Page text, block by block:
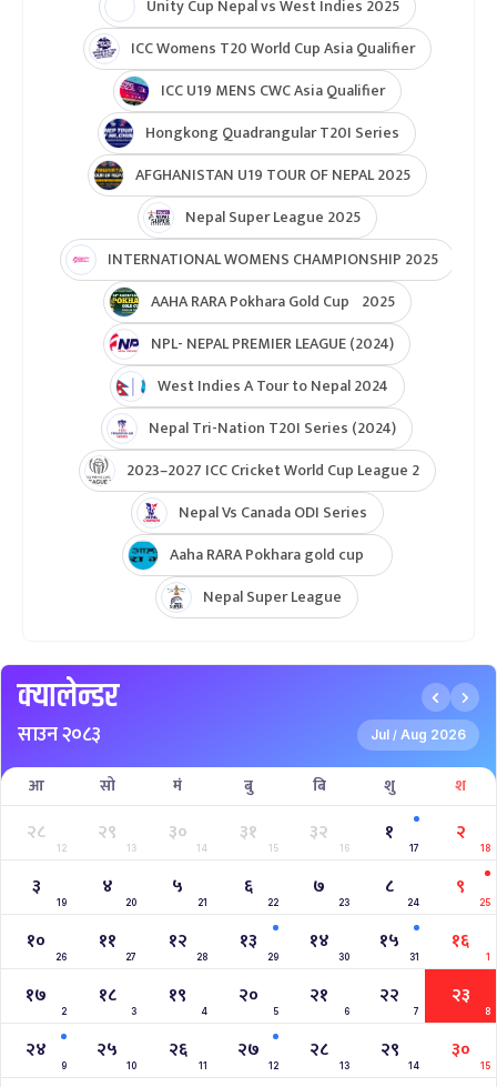
Unity Cup Nepal vs West Indies 2025
ICC Womens T20 World Cup Asia Qualifier
ICC U19 MENS CWC Asia Qualifier
Hongkong Quadrangular T20I Series
AFGHANISTAN U19 TOUR OF NEPAL 2025
Nepal Super League 2025
INTERNATIONAL WOMENS CHAMPIONSHIP 2025
AAHA RARA Pokhara Gold Cup 2025
NPL- NEPAL PREMIER LEAGUE (2024)
West Indies A Tour to Nepal 2024
Nepal Tri-Nation T20I Series (2024)
2023–2027 ICC Cricket World Cup League 2
Nepal Vs Canada ODI Series
Aaha RARA Pokhara gold cup
Nepal Super League
क्यालेन्डर
साउन २०८३ Jul / Aug 2026
आ सो मं बु बि शु श
२८
12
२९
13
३०
14
३१
15
३२
16
१
17
२
18
३
19
४
20
५
21
६
22
७
23
८
24
९
25
१०
26
११
27
१२
28
१३
29
१४
30
१५
31
१६
1
१७
2
१८
3
१९
4
२०
5
२१
6
२२
7
२३
8
२४
9
२५
10
२६
11
२७
12
२८
13
२९
14
३०
15